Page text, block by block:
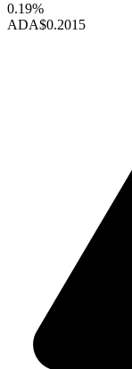
0.19%
ADA$0.2015